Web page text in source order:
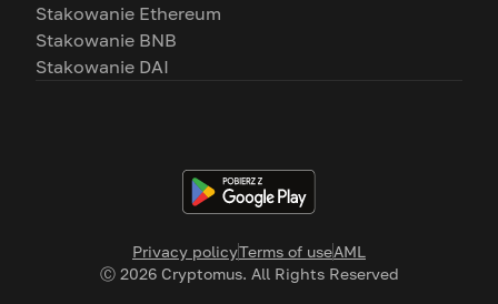
Privacy policyTerms of useAML
Ⓒ 2026Cryptomus. All Rights Reserved
Stakowanie Ethereum
Stakowanie BNB
Stakowanie DAI